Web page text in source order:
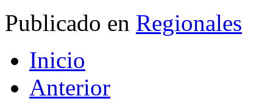
Publicado en Regionales
Inicio
Anterior